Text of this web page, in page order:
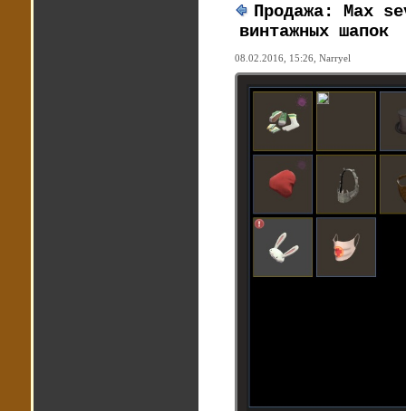
Продажа: Max
винтажных шапок
08.02.2016, 15:26, Narryel